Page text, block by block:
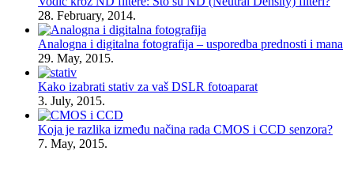
28. February, 2014.
Analogna i digitalna fotografija – usporedba prednosti i mana
29. May, 2015.
Kako izabrati stativ za vaš DSLR fotoaparat
3. July, 2015.
Koja je razlika između načina rada CMOS i CCD senzora?
7. May, 2015.